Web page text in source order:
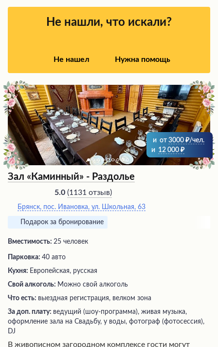
обслуживание и уютную атмосферу этого места, что
делает его идеальным выбором для проведения самых
разных событий.Не нашли, что искали?
Не нашел Нужна помощь
и от 3000
/чел.
и 12 000
Зал «Каминный» - Раздолье
5.0 (1131 отзыв)
Брянск, пос. Ивановка, ул. Школьная, 63
Подарок за бронирование
Вместимость: 25 человек
Парковка: 40 авто
Кухня: Европейская, русская
Свой алкоголь: Можно свой алкоголь
Что есть: выездная регистрация, велком зона
За доп. плату: ведущий (шоу-программа), живая музыка,
оформление зала на Свадьбу, у воды, фотограф (фотосессия),
DJ
В живописном загородном комплексе гости могут